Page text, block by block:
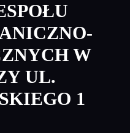
W
UL.
1